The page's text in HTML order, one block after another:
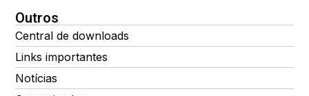
Outros
Central de downloads
Links importantes
Notícias